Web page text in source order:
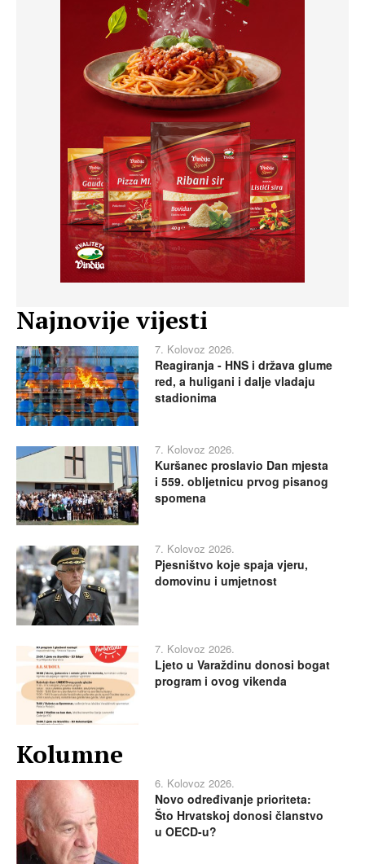
Najnovije vijesti
7. Kolovoz 2026.
Reagiranja - HNS i država glume
red, a huligani i dalje vladaju
stadionima
7. Kolovoz 2026.
Kuršanec proslavio Dan mjesta
i 559. obljetnicu prvog pisanog
spomena
7. Kolovoz 2026.
Pjesništvo koje spaja vjeru,
domovinu i umjetnost
7. Kolovoz 2026.
Ljeto u Varaždinu donosi bogat
program i ovog vikenda
Kolumne
6. Kolovoz 2026.
Novo određivanje prioriteta:
Što Hrvatskoj donosi članstvo
u OECD-u?